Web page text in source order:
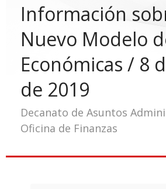
Información
Nuevo Modelo
Económicas / 8
de 2019
Decanato de Asuntos
Oficina de Finanzas